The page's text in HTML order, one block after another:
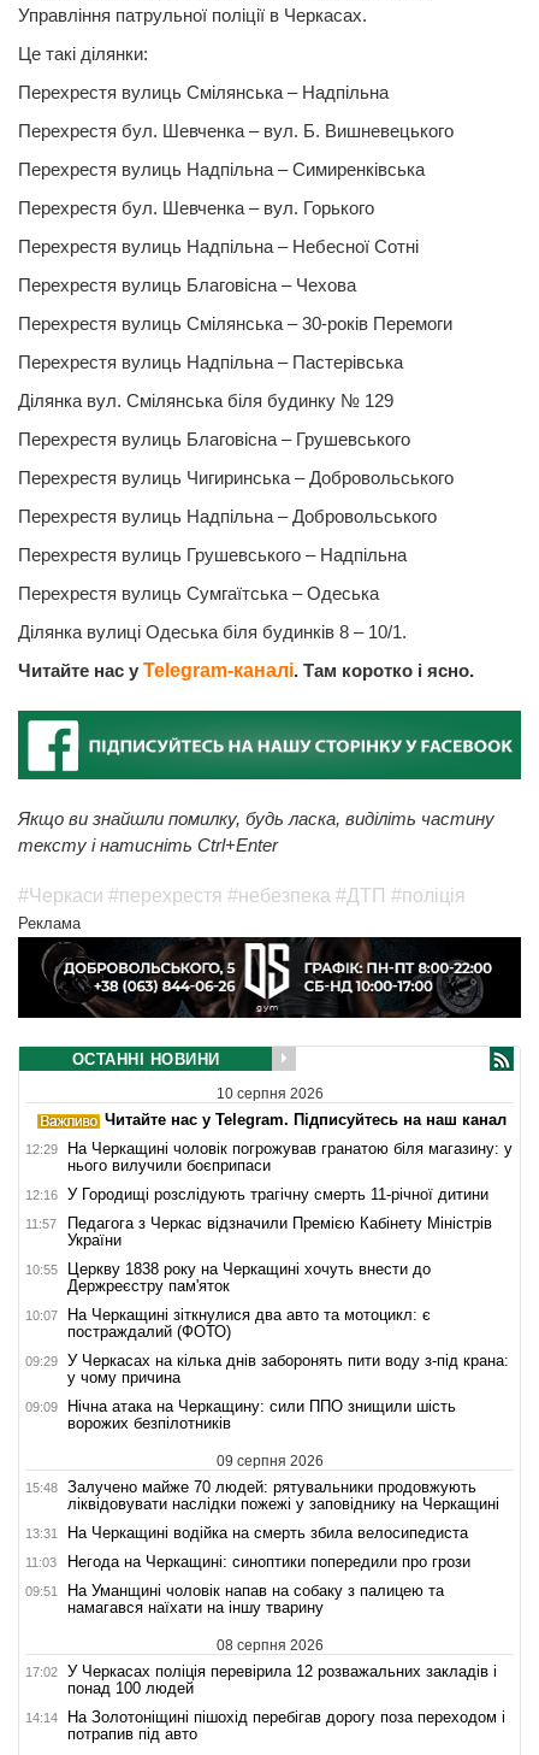
Управління патрульної поліції в Черкасах.
Це такі ділянки:
Перехрестя вулиць Смілянська – Надпільна
Перехрестя бул. Шевченка – вул. Б. Вишневецького
Перехрестя вулиць Надпільна – Симиренківська
Перехрестя бул. Шевченка – вул. Горького
Перехрестя вулиць Надпільна – Небесної Сотні
Перехрестя вулиць Благовісна – Чехова
Перехрестя вулиць Смілянська – 30-років Перемоги
Перехрестя вулиць Надпільна – Пастерівська
Ділянка вул. Смілянська біля будинку № 129
Перехрестя вулиць Благовісна – Грушевського
Перехрестя вулиць Чигиринська – Добровольського
Перехрестя вулиць Надпільна – Добровольського
Перехрестя вулиць Грушевського – Надпільна
Перехрестя вулиць Сумгаїтська – Одеська
Ділянка вулиці Одеська біля будинків 8 – 10/1.
Читайте нас у Telegram-каналі. Там коротко і ясно.
Якщо ви знайшли помилку, будь ласка, виділіть частину
тексту і натисніть Ctrl+Enter
#Черкаси #перехрестя #небезпека #ДТП #поліція
Реклама
ОСТАННІ НОВИНИ
10 серпня 2026
Читайте нас у Telegram. Підписуйтесь на наш канал
12:29
На Черкащині чоловік погрожував гранатою біля магазину: у
нього вилучили боєприпаси
12:16 У Городищі розслідують трагічну смерть 11-річної дитини
11:57
Педагога з Черкас відзначили Премією Кабінету Міністрів
України
10:55
Церкву 1838 року на Черкащині хочуть внести до
Держреєстру пам'яток
10:07
На Черкащині зіткнулися два авто та мотоцикл: є
постраждалий (ФОТО)
09:29
У Черкасах на кілька днів заборонять пити воду з-під крана:
у чому причина
09:09
Нічна атака на Черкащину: сили ППО знищили шість
ворожих безпілотників
09 серпня 2026
15:48
Залучено майже 70 людей: рятувальники продовжують
ліквідовувати наслідки пожежі у заповіднику на Черкащині
13:31 На Черкащині водійка на смерть збила велосипедиста
11:03 Негода на Черкащині: синоптики попередили про грози
09:51
На Уманщині чоловік напав на собаку з палицею та
намагався наїхати на іншу тварину
08 серпня 2026
17:02
У Черкасах поліція перевірила 12 розважальних закладів і
понад 100 людей
14:14
На Золотоніщині пішохід перебігав дорогу поза переходом і
потрапив під авто